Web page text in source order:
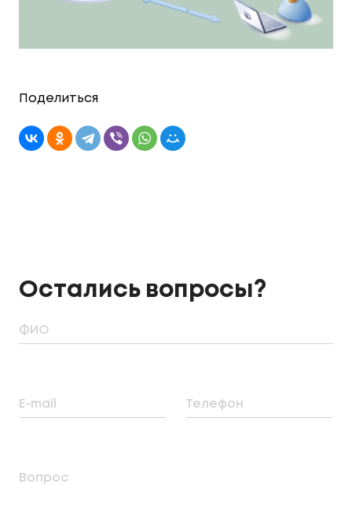
Поделиться
Остались вопросы?
ФИО
E-mail Телефон
Вопрос